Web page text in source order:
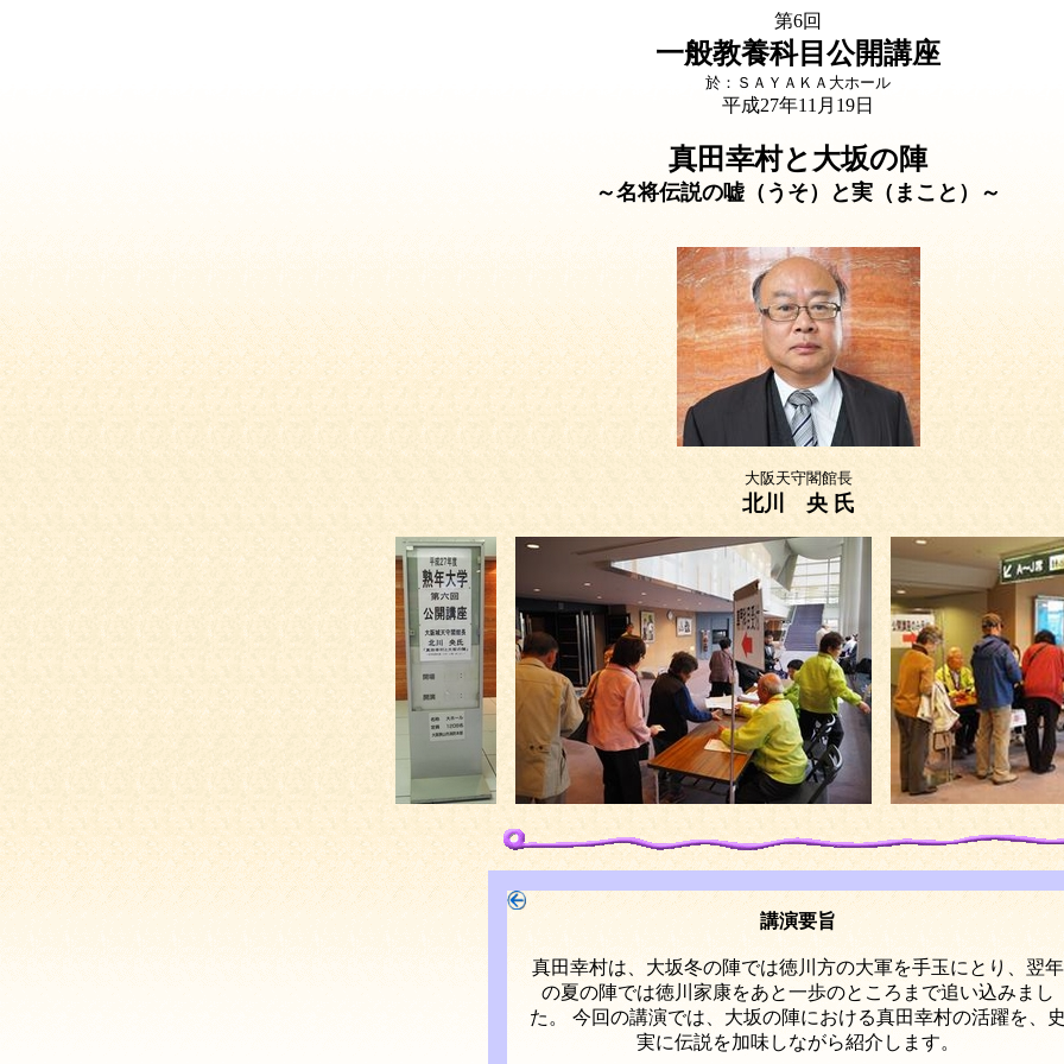
第6回
一般教養科目公開講座
於：ＳＡＹＡＫＡ大ホール
平成27年11月19日
真田幸村と大坂の陣
～名将伝説の嘘（うそ）と実（まこと）～
大阪天守閣館長
北川 央 氏
講演要旨
真田幸村は、大坂冬の陣では徳川方の大軍を手玉にとり、翌年
の夏の陣では徳川家康をあと一歩のところまで追い込みまし
た。 今回の講演では、大坂の陣における真田幸村の活躍を、
実に伝説を加味しながら紹介します。